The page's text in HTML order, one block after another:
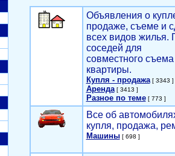
Объявления о
продаже, съеме и
всех видов жилья.
соседей для
совместного съема
квартиры.
Купля - продажа[ 3343 ]
Аренда[ 3413 ]
Разное по теме[ 773 ]
Все об
купля, продажа,
Машины[ 698 ]